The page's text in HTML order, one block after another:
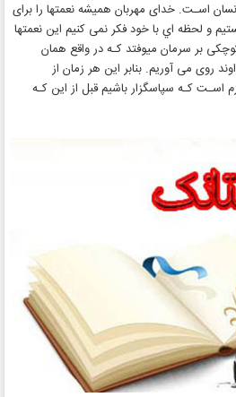
اسـت. خدای مهربان همیشه نعمتها را برای
و لحظه اي با خود فکر نمی کنیم این نعمتها
بر سرمان میوفتد کـه در واقع همان
روی می آوریم. بنابر این هر زمان از
اسـت کـه سپاسگزار باشیم قبل از این کـه